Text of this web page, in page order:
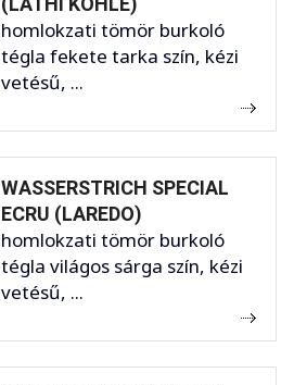
homlokzati tömör burkoló
tégla fekete tarka szín, kézi
vetésű, ...
WASSERSTRICH SPECIAL
ECRU (LAREDO)
homlokzati tömör burkoló
tégla világos sárga szín, kézi
vetésű, ...